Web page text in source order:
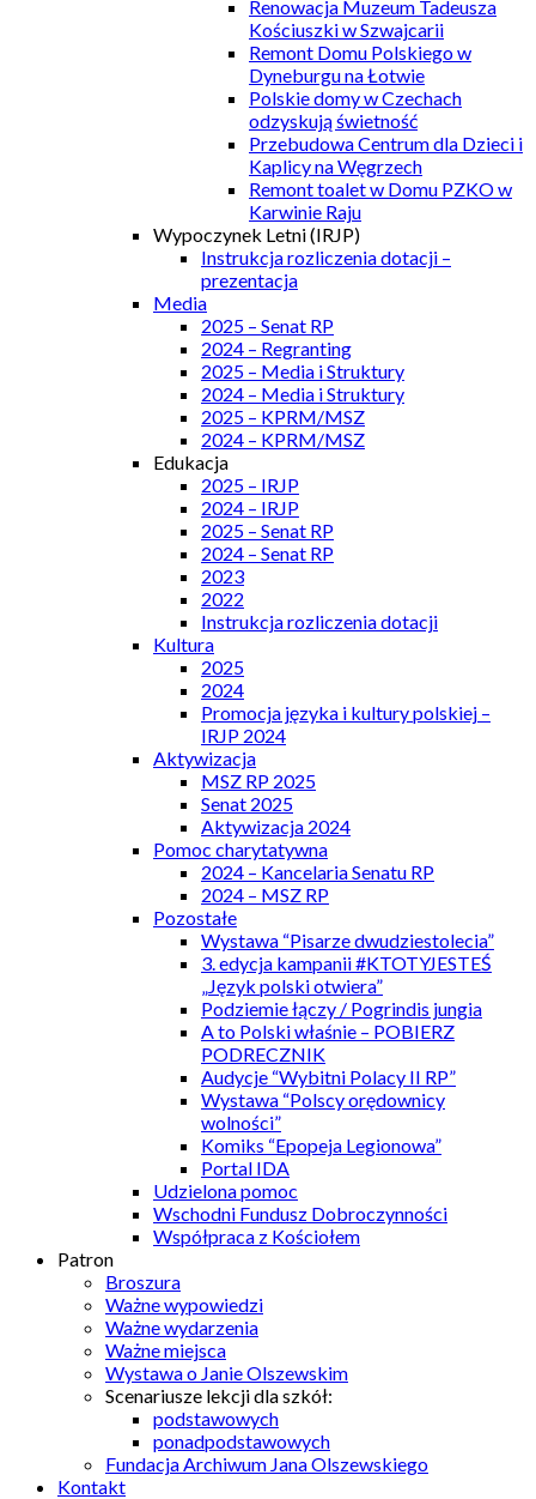
Renowacja Muzeum Tadeusza
Kościuszki w Szwajcarii
Remont Domu Polskiego w
Dyneburgu na Łotwie
Polskie domy w Czechach
odzyskują świetność
Przebudowa Centrum dla Dzieci i
Kaplicy na Węgrzech
Remont toalet w Domu PZKO w
Karwinie Raju
Wypoczynek Letni (IRJP)
Instrukcja rozliczenia dotacji –
prezentacja
Media
2025 – Senat RP
2024 – Regranting
2025 – Media i Struktury
2024 – Media i Struktury
2025 – KPRM/MSZ
2024 – KPRM/MSZ
Edukacja
2025 – IRJP
2024 – IRJP
2025 – Senat RP
2024 – Senat RP
2023
2022
Instrukcja rozliczenia dotacji
Kultura
2025
2024
Promocja języka i kultury polskiej –
IRJP 2024
Aktywizacja
MSZ RP 2025
Senat 2025
Aktywizacja 2024
Pomoc charytatywna
2024 – Kancelaria Senatu RP
2024 – MSZ RP
Pozostałe
Wystawa “Pisarze dwudziestolecia”
3. edycja kampanii #KTOTYJESTEŚ
„Język polski otwiera”
Podziemie łączy / Pogrindis jungia
A to Polski właśnie – POBIERZ
PODRECZNIK
Audycje “Wybitni Polacy II RP”
Wystawa “Polscy orędownicy
wolności”
Komiks “Epopeja Legionowa”
Portal IDA
Udzielona pomoc
Wschodni Fundusz Dobroczynności
Współpraca z Kościołem
Patron
Broszura
Ważne wypowiedzi
Ważne wydarzenia
Ważne miejsca
Wystawa o Janie Olszewskim
Scenariusze lekcji dla szkół:
podstawowych
ponadpodstawowych
Fundacja Archiwum Jana Olszewskiego
Kontakt